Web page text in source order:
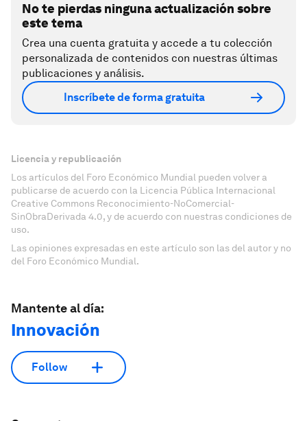
No te pierdas ninguna actualización sobre
este tema
Crea una cuenta gratuita y accede a tu colección
personalizada de contenidos con nuestras últimas
publicaciones y análisis.
Inscríbete de forma gratuita
Licencia y republicación
Los artículos del Foro Económico Mundial pueden volver a
publicarse de acuerdo con la Licencia Pública Internacional
Creative Commons Reconocimiento-NoComercial-
SinObraDerivada 4.0, y de acuerdo con nuestras condiciones de
uso.
Las opiniones expresadas en este artículo son las del autor y no
del Foro Económico Mundial.
Mantente al día:
Innovación
Follow